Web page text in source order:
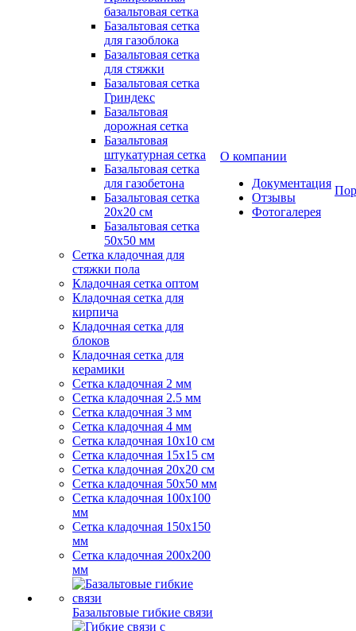
базальтовая сетка
Базальтовая сетка
для газоблока
Базальтовая сетка
для стяжки
Базальтовая сетка
Гриндекс
Базальтовая
дорожная сетка
Базальтовая
штукатурная сетка
Базальтовая сетка
для газобетона
Базальтовая сетка
20x20 см
Базальтовая сетка
50x50 мм
Сетка кладочная для
стяжки пола
Кладочная сетка оптом
Кладочная сетка для
кирпича
Кладочная сетка для
блоков
Кладочная сетка для
керамики
Сетка кладочная 2 мм
Сетка кладочная 2.5 мм
Сетка кладочная 3 мм
Сетка кладочная 4 мм
Сетка кладочная 10x10 см
Сетка кладочная 15x15 см
Сетка кладочная 20x20 см
Сетка кладочная 50x50 мм
Сетка кладочная 100x100
мм
Сетка кладочная 150x150
мм
Сетка кладочная 200x200
мм
Базальтовые гибкие связи
О компании
Документация
Отзывы
Фотогалерея